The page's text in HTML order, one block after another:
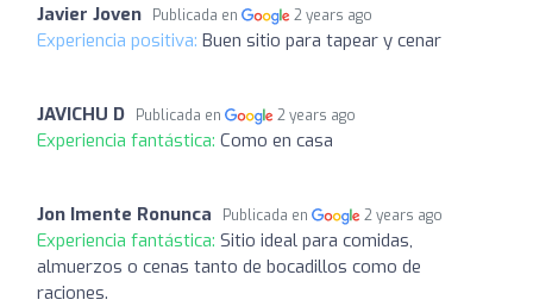
Javier Joven Publicada en 2 years ago
Experiencia positiva: Buen sitio para tapear y cenar
JAVICHU D Publicada en 2 years ago
Experiencia fantástica: Como en casa
Jon Imente Ronunca Publicada en 2 years ago
Experiencia fantástica: Sitio ideal para comidas,
almuerzos o cenas tanto de bocadillos como de
raciones.